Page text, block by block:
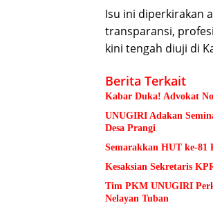
Isu ini diperkirakan
transparansi,
kini tengah diuji di
Berita Terkait
Kabar Duka! Advokat
UNUGIRI Adakan
Desa Prangi
Semarakkan HUT ke-81
Kesaksian Sekretaris
Tim PKM UNUGIRI
Nelayan Tuban